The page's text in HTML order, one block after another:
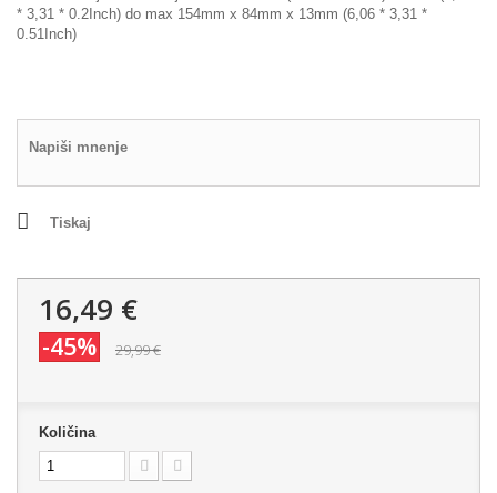
* 3,31 * 0.2Inch) do max 154mm x 84mm x 13mm (6,06 * 3,31 *
0.51Inch)
Napiši mnenje
Tiskaj
16,49 €
-45% 29,99 €
Količina